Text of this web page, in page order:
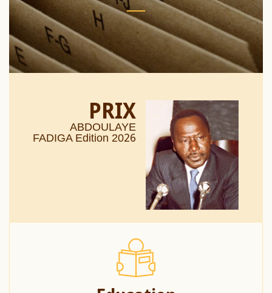
PRIX
ABDOULAYE
FADIGA Edition 2026